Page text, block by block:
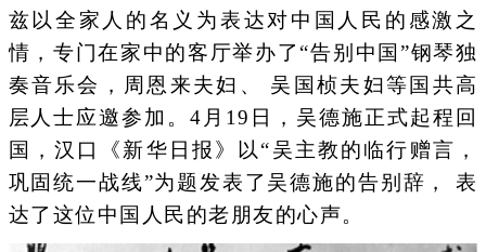
兹以全家人的名义为表达对中国人民的感激之
情，专门在家中的客厅举办了“告别中国”钢琴独
奏音乐会，周恩来夫妇、 吴国桢夫妇等国共高
层人士应邀参加。4月19日，吴德施正式起程回
国，汉口《新华日报》以“吴主教的临行赠言，
巩固统一战线”为题发表了吴德施的告别辞， 表
达了这位中国人民的老朋友的心声。